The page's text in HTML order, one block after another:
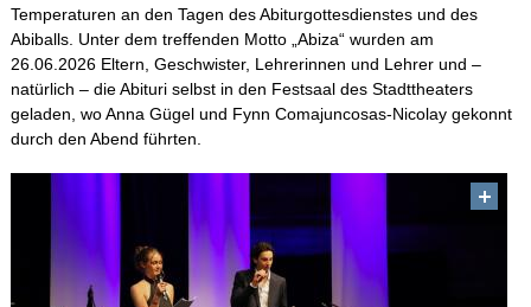
Schulfamilie
Infos-Service
Apian digital
Temperaturen an den Tagen des Abiturgottesdienstes und des
Abiballs. Unter dem treffenden Motto „Abiza“ wurden am
26.06.2026 Eltern, Geschwister, Lehrerinnen und Lehrer und –
natürlich – die Abituri selbst in den Festsaal des Stadttheaters
geladen, wo Anna Gügel und Fynn Comajuncosas-Nicolay gekonnt
durch den Abend führten.